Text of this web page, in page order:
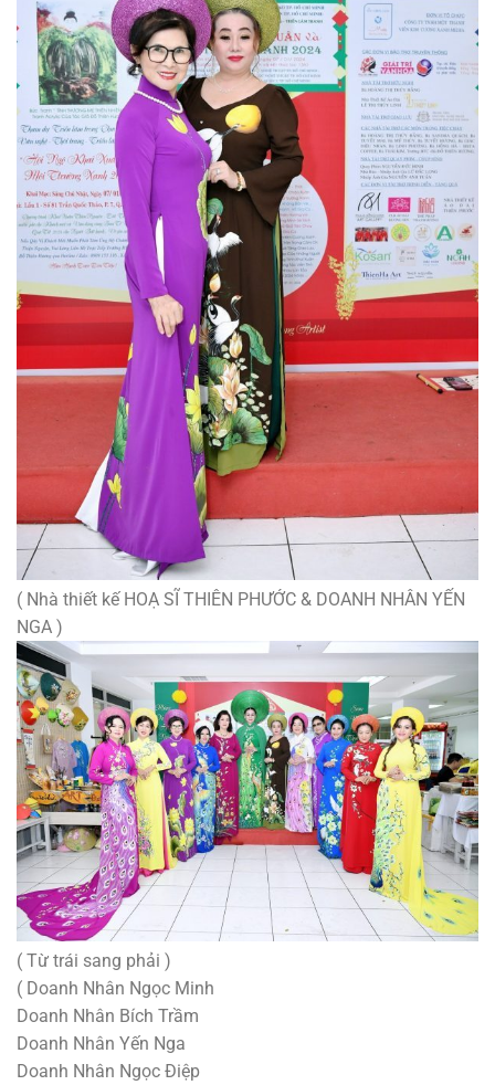
( Nhà thiết kế HOẠ SĨ THIÊN PHƯỚC & DOANH NHÂN YẾN
NGA )
( Từ trái sang phải )
( Doanh Nhân Ngọc Minh
Doanh Nhân Bích Trầm
Doanh Nhân Yến Nga
Doanh Nhân Ngọc Điệp